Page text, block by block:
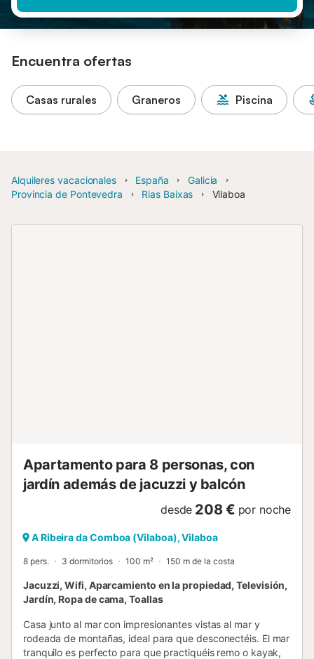
Encuentra ofertas
Casas rurales Graneros Piscina
Alquileres vacacionales España
Galicia
Provincia de Pontevedra
Rias Baixas Vilaboa
Apartamento para 8 personas, con
jardín además de jacuzzi y balcón
desde 208 € por noche
A Ribeira da Comboa (Vilaboa), Vilaboa
8 pers. 3 dormitorios 100 m² 150 m de la costa
Jacuzzi, Wifi, Aparcamiento en la propiedad, Televisión,
Jardín, Ropa de cama, Toallas
Casa junto al mar con impresionantes vistas al mar y
rodeada de montañas, ideal para que desconectéis. El mar
tranquilo es perfecto para que practiquéis remo o kayak,